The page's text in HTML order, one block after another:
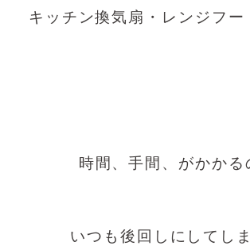
キッチン換気扇・レンジフー
時間、手間、がかかる
いつも後回しにしてしま